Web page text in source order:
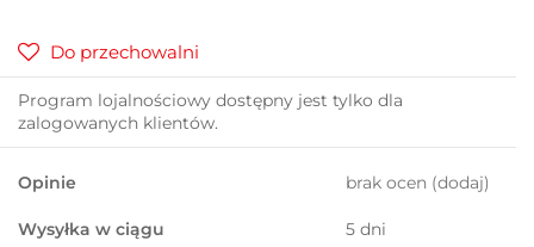
Do przechowalni
Program lojalnościowy dostępny jest tylko dla
zalogowanych klientów.
Opinie brak ocen (dodaj)
Wysyłka w ciągu 5 dni